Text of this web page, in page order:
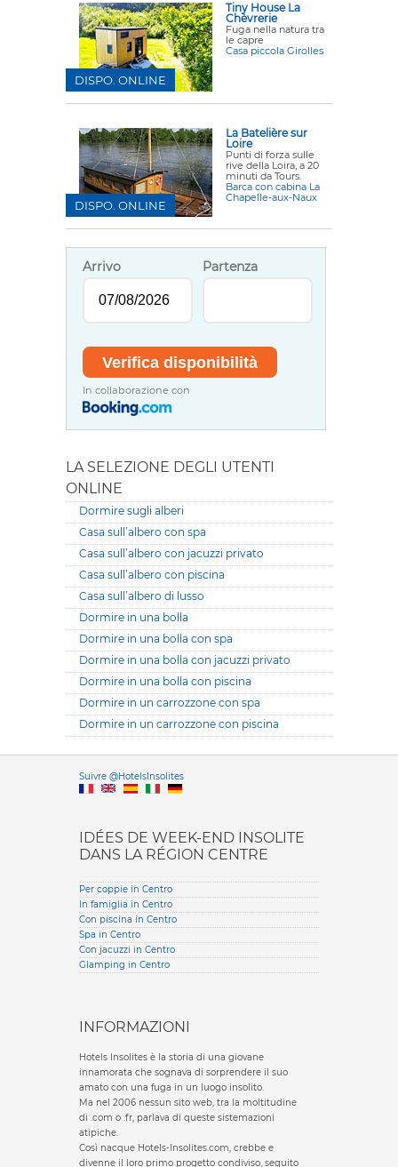
Tiny House La
Chèvrerie
Fuga nella natura tra
le capre
Casa piccola Girolles
DISPO. ONLINE
La Batelière sur
Loire
Punti di forza sulle
rive della Loira, a 20
minuti da Tours.
Barca con cabina La
Chapelle-aux-Naux
DISPO. ONLINE
Arrivo Partenza
In collaborazione con
LA SELEZIONE DEGLI UTENTI
ONLINE
Dormire sugli alberi
Casa sull’albero con spa
Casa sull’albero con jacuzzi privato
Casa sull’albero con piscina
Casa sull’albero di lusso
Dormire in una bolla
Dormire in una bolla con spa
Dormire in una bolla con jacuzzi privato
Dormire in una bolla con piscina
Dormire in un carrozzone con spa
Dormire in un carrozzone con piscina
Suivre @HotelsInsolitesVersione
IDÉES DE WEEK-END INSOLITE
DANS LA RÉGION CENTRE
Per coppie in Centro
In famiglia in Centro
Con piscina in Centro
Spa in Centro
Con jacuzzi in Centro
Glamping in Centro
INFORMAZIONI
Hotels Insolites è la storia di una giovane
innamorata che sognava di sorprendere il suo
amato con una fuga in un luogo insolito.
Ma nel 2006 nessun sito web, tra la moltitudine
di .com o .fr, parlava di queste sistemazioni
atipiche.
Così nacque Hotels-Insolites.com, crebbe e
divenne il loro primo progetto condiviso, seguito